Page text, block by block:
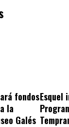
fondos
la
Galés
Esquel